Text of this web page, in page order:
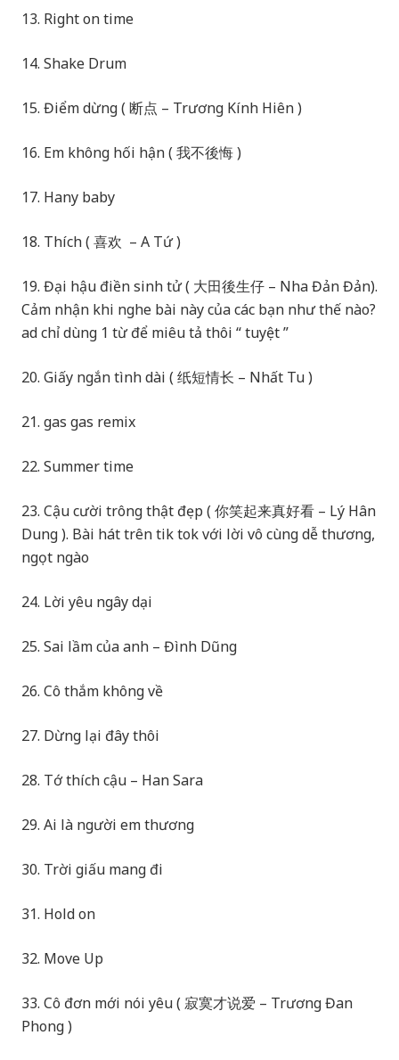
13. Right on time
14. Shake Drum
15. Điểm dừng ( 断点 – Trương Kính Hiên )
16. Em không hối hận ( 我不後悔 )
17. Hany baby
18. Thích ( 喜欢 – A Tứ )
19. Đại hậu điền sinh tử ( 大田後生仔 – Nha Đản Đản).
Cảm nhận khi nghe bài này của các bạn như thế nào?
ad chỉ dùng 1 từ để miêu tả thôi “ tuyệt ”
20. Giấy ngắn tình dài ( 纸短情长 – Nhất Tu )
21. gas gas remix
22. Summer time
23. Cậu cười trông thật đẹp ( 你笑起来真好看 – Lý Hân
Dung ). Bài hát trên tik tok với lời vô cùng dễ thương,
ngọt ngào
24. Lời yêu ngây dại
25. Sai lầm của anh – Đình Dũng
26. Cô thắm không về
27. Dừng lại đây thôi
28. Tớ thích cậu – Han Sara
29. Ai là người em thương
30. Trời giấu mang đi
31. Hold on
32. Move Up
33. Cô đơn mới nói yêu ( 寂寞才说爱 – Trương Đan
Phong )